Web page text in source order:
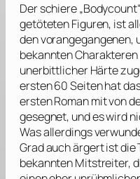
Der schiere
getöteten Figuren, ist
den vorangegangenen,
bekannten
unerbittlicher Härte
ersten 60 Seiten hat
ersten Roman mit von
gesegnet, und es wird
Was allerdings
Grad auch ärgert ist
bekannten Mitstreiter,